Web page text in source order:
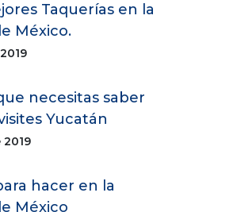
Taquerías en la
México.
necesitas saber
Yucatán
hacer en la
México